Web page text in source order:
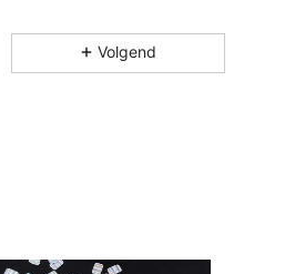
Volgend